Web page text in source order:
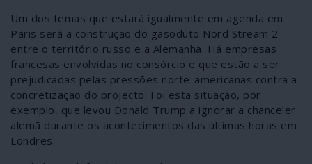
Um dos temas que estará igualmente em agenda em
Paris será a construção do gasoduto Nord Stream 2
entre o território russo e a Alemanha. Há empresas
francesas envolvidas no consórcio e que estão a ser
prejudicadas pelas pressões norte-americanas contra a
concretização do projecto. Foi esta situação, por
exemplo, que levou Donald Trump a ignorar a chanceler
alemã durante os acontecimentos das últimas horas em
Londres.